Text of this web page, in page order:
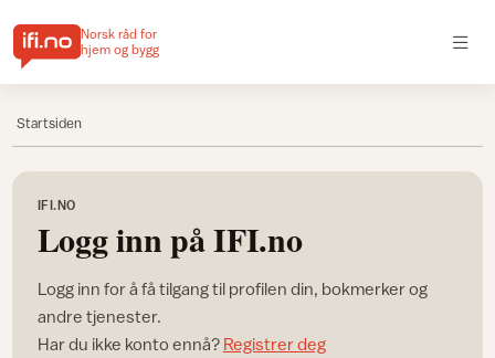
Norsk råd for
hjem og bygg
Startsiden
IFI.NO
Logg inn på IFI.no
Logg inn for å få tilgang til profilen din, bokmerker og
andre tjenester.
Har du ikke konto ennå? Registrer deg